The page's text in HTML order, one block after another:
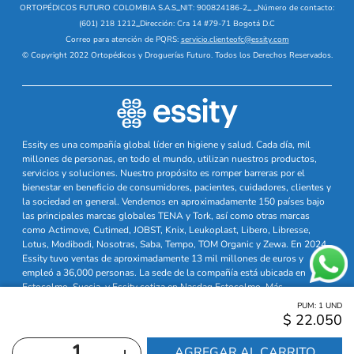
PUM: 1 UND
$ 22.050
ORTOPÉDICOS FUTURO COLOMBIA S.A.S_NIT: 900824186-2_ _Número de contacto:
(601) 218 1212_Dirección: Cra 14 #79-71 Bogotá D.C
Correo para atención de PQRS: servicio.clienteofc@essity.com
© Copyright 2022 Ortopédicos y Droguerías Futuro. Todos los Derechos Reservados.
Essity es una compañía global líder en higiene y salud. Cada día, mil
millones de personas, en todo el mundo, utilizan nuestros productos,
servicios y soluciones. Nuestro propósito es romper barreras por el
bienestar en beneficio de consumidores, pacientes, cuidadores, clientes y
la sociedad en general. Vendemos en aproximadamente 150 países bajo
las principales marcas globales TENA y Tork, así como otras marcas
como Actimove, Cutimed, JOBST, Knix, Leukoplast, Libero, Libresse,
Lotus, Modibodi, Nosotras, Saba, Tempo, TOM Organic y Zewa. En 2024,
Essity tuvo ventas de aproximadamente 13 mil millones de euros y
empleó a 36,000 personas. La sede de la compañía está ubicada en
Estocolmo, Suecia, y Essity cotiza en Nasdaq Estocolmo. Más